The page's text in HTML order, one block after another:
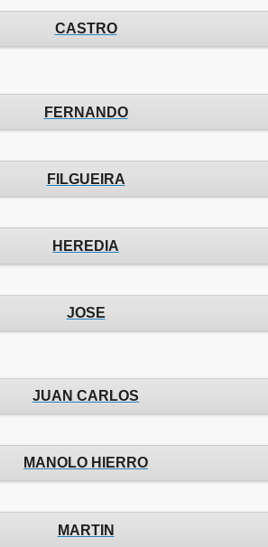
CASTRO
FERNANDO
FILGUEIRA
HEREDIA
JOSE
JUAN CARLOS
MANOLO HIERRO
MARTIN